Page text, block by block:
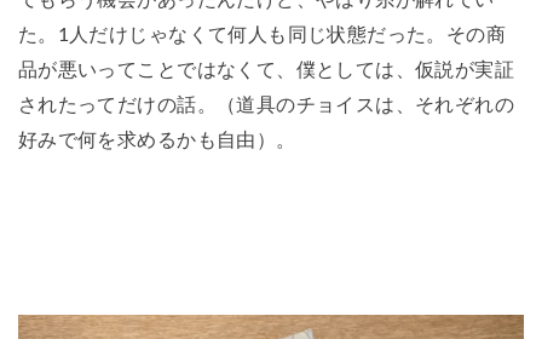
た。1人だけじゃなくて何人も同じ状態だった。その商
品が悪いってことではなくて、僕としては、仮説が実証
されたってだけの話。（道具のチョイスは、それぞれの
好みで何を求めるかも自由）。